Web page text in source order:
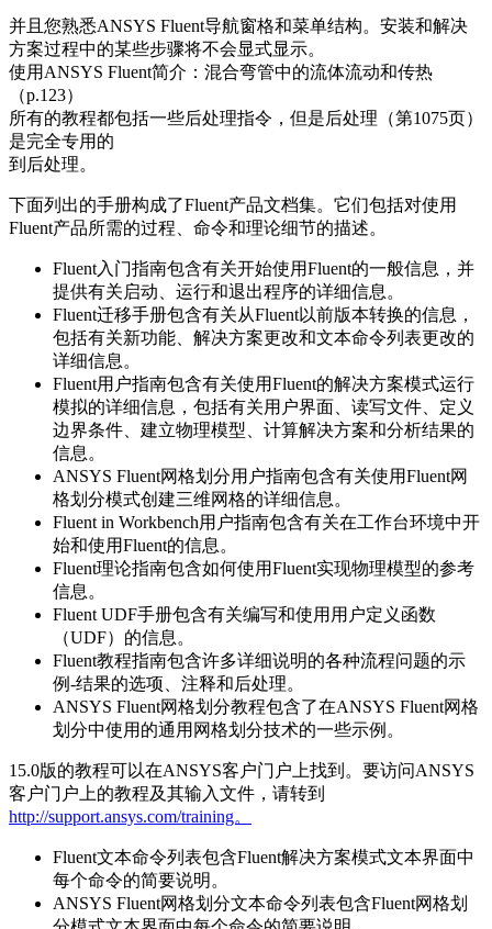
并且您熟悉ANSYS Fluent导航窗格和菜单结构。安装和解决
方案过程中的某些步骤将不会显式显示。
使用ANSYS Fluent简介：混合弯管中的流体流动和传热
（p.123）
所有的教程都包括一些后处理指令，但是后处理（第1075页）
是完全专用的
到后处理。
下面列出的手册构成了Fluent产品文档集。它们包括对使用
Fluent产品所需的过程、命令和理论细节的描述。
Fluent入门指南包含有关开始使用Fluent的一般信息，并
提供有关启动、运行和退出程序的详细信息。
Fluent迁移手册包含有关从Fluent以前版本转换的信息，
包括有关新功能、解决方案更改和文本命令列表更改的
详细信息。
Fluent用户指南包含有关使用Fluent的解决方案模式运行
模拟的详细信息，包括有关用户界面、读写文件、定义
边界条件、建立物理模型、计算解决方案和分析结果的
信息。
ANSYS Fluent网格划分用户指南包含有关使用Fluent网
格划分模式创建三维网格的详细信息。
Fluent in Workbench用户指南包含有关在工作台环境中开
始和使用Fluent的信息。
Fluent理论指南包含如何使用Fluent实现物理模型的参考
信息。
Fluent UDF手册包含有关编写和使用用户定义函数
（UDF）的信息。
Fluent教程指南包含许多详细说明的各种流程问题的示
例-结果的选项、注释和后处理。
ANSYS Fluent网格划分教程包含了在ANSYS Fluent网格
划分中使用的通用网格划分技术的一些示例。
15.0版的教程可以在ANSYS客户门户上找到。要访问ANSYS
客户门户上的教程及其输入文件，请转到
http://support.ansys.com/training。
Fluent文本命令列表包含Fluent解决方案模式文本界面中
每个命令的简要说明。
ANSYS Fluent网格划分文本命令列表包含Fluent网格划